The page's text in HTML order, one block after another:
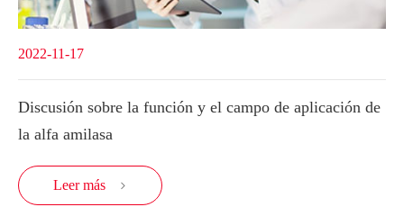
2022-11-17
Discusión sobre la función y el campo de aplicación de
la alfa amilasa
Leer más 